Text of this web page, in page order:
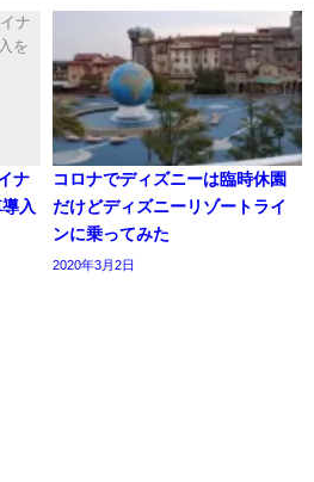
ナ
入
コロナでディズニーは臨時休園
だけどディズニーリゾートライ
ンに乗ってみた
2020年3月2日